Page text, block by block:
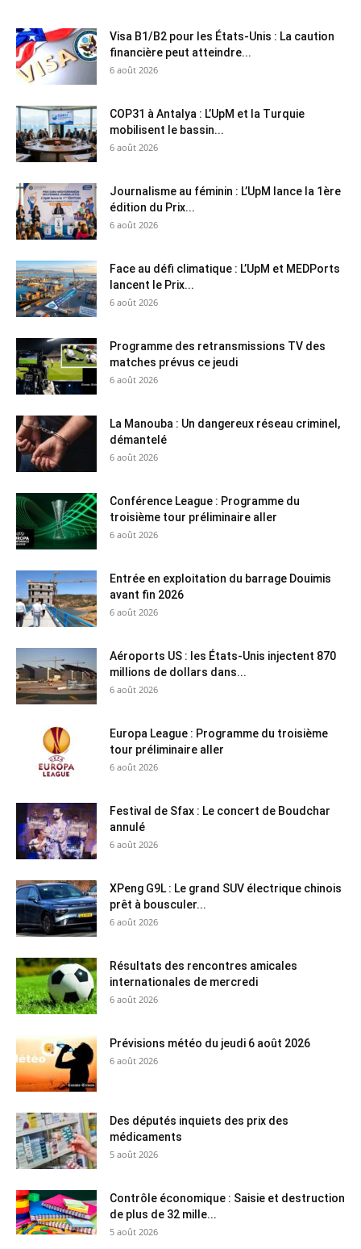
Visa B1/B2 pour les États-Unis : La caution
financière peut atteindre...
6 août 2026
COP31 à Antalya : L’UpM et la Turquie
mobilisent le bassin...
6 août 2026
Journalisme au féminin : L’UpM lance la 1ère
édition du Prix...
6 août 2026
Face au défi climatique : L’UpM et MEDPorts
lancent le Prix...
6 août 2026
Programme des retransmissions TV des
matches prévus ce jeudi
6 août 2026
La Manouba : Un dangereux réseau criminel,
démantelé
6 août 2026
Conférence League : Programme du
troisième tour préliminaire aller
6 août 2026
Entrée en exploitation du barrage Douimis
avant fin 2026
6 août 2026
Aéroports US : les États-Unis injectent 870
millions de dollars dans...
6 août 2026
Europa League : Programme du troisième
tour préliminaire aller
6 août 2026
Festival de Sfax : Le concert de Boudchar
annulé
6 août 2026
XPeng G9L : Le grand SUV électrique chinois
prêt à bousculer...
6 août 2026
Résultats des rencontres amicales
internationales de mercredi
6 août 2026
Prévisions météo du jeudi 6 août 2026
6 août 2026
Des députés inquiets des prix des
médicaments
5 août 2026
Contrôle économique : Saisie et destruction
de plus de 32 mille...
5 août 2026